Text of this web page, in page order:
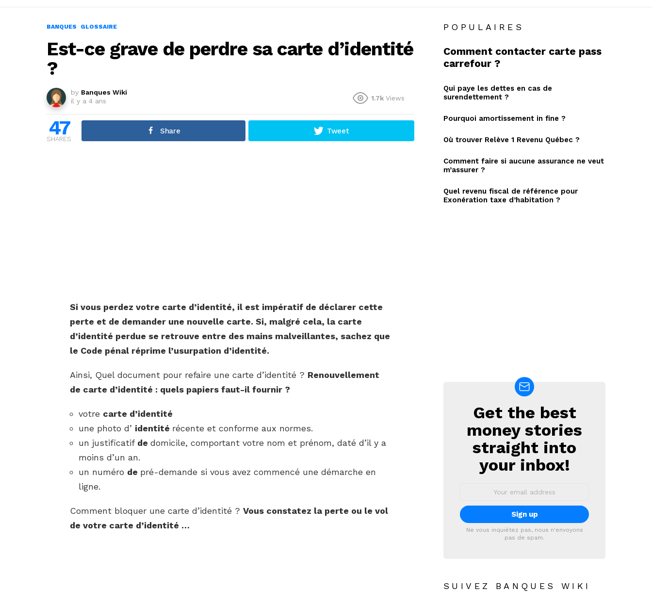
BANQUES GLOSSAIRE
Est-ce grave de perdre sa carte d’identité
?
by Banques Wiki
il y a 4 ans
1.7k Views
47
SHARES
Share Tweet
Si vous perdez votre carte d’identité, il est impératif de déclarer cette
perte et de demander une nouvelle carte. Si, malgré cela, la carte
d’identité perdue se retrouve entre des mains malveillantes, sachez que
le Code pénal réprime l’usurpation d’identité.
Ainsi, Quel document pour refaire une carte d’identité ? Renouvellement
de carte d’identité : quels papiers faut-il fournir ?
votre carte d’identité
une photo d’ identité récente et conforme aux normes.
un justificatif de domicile, comportant votre nom et prénom, daté d’il y a
moins d’un an.
un numéro de pré-demande si vous avez commencé une démarche en
ligne.
Comment bloquer une carte d’identité ? Vous constatez la perte ou le vol
de votre carte d’identité …
POPULAIRES
Comment contacter carte pass
carrefour ?
Qui paye les dettes en cas de
surendettement ?
Pourquoi amortissement in fine ?
Où trouver Relève 1 Revenu Québec ?
Comment faire si aucune assurance ne veut
m’assurer ?
Quel revenu fiscal de référence pour
Exonération taxe d’habitation ?
NEWSLETTER
Get the best
money stories
straight into
your inbox!
Ne vous inquiétez pas, nous n'envoyons
pas de spam.
SUIVEZ BANQUES WIKI